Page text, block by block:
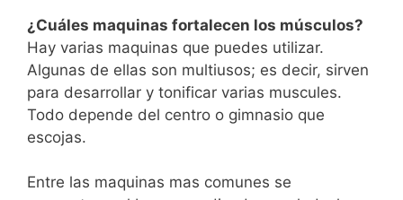
¿Cuáles maquinas fortalecen los músculos?
Hay varias maquinas que puedes utilizar.
Algunas de ellas son multiusos; es decir, sirven
para desarrollar y tonificar varias muscules.
Todo depende del centro o gimnasio que
escojas.
Entre las maquinas mas comunes se